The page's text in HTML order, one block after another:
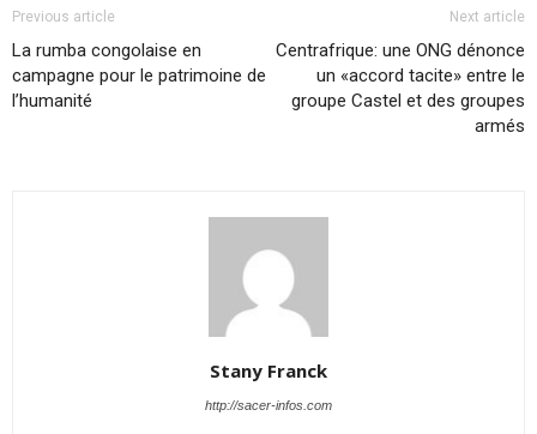
Previous article
La rumba congolaise en
campagne pour le patrimoine de
l’humanité
Next article
Centrafrique: une ONG dénonce
un «accord tacite» entre le
groupe Castel et des groupes
armés
Stany Franck
http://sacer-infos.com